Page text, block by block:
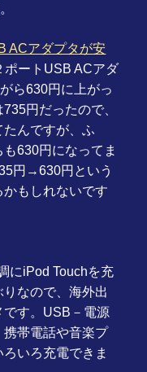
ACアダプタが安
ポートUSB ACアダ
ら630円に上がっ
円だったので、
たんですが、ふ
630円になってま
円→630円という
もしれないです
にiPod Touchを充
なので、海外出
です。USB－電源
帯電話や音楽プ
いろ充電できま